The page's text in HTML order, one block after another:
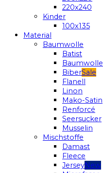
220x240
Kinder
100x135
Material
Baumwolle
Batist
Baumwolle
Biber
Flanell
Linon
Mako-Satin
Renforcé
Seersucker
Musselin
Mischstoffe
Damast
Fleece
Jersey